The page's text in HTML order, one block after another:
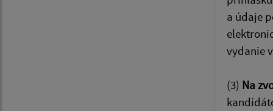
a údaje
vydanie
(3) Na